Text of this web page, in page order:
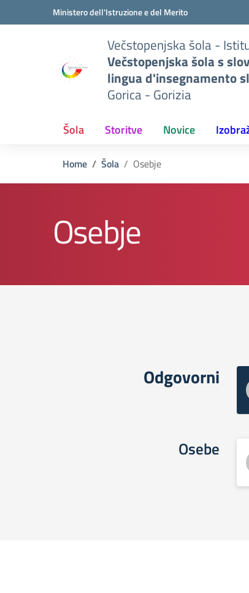
Pojdi na vsebino
Vai al menu di navigazioneMinistero dell'Istruzione e del Merito
Večstopenjska šola -
Večstopenjska šola s
lingua d'insegnamento
Gorica - Gorizia
Šola Storitve Novice
Home Šola Osebje
Osebje
Odgovorni
Osebe